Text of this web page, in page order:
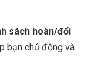
sách hoàn/đổi
bạn chủ động và